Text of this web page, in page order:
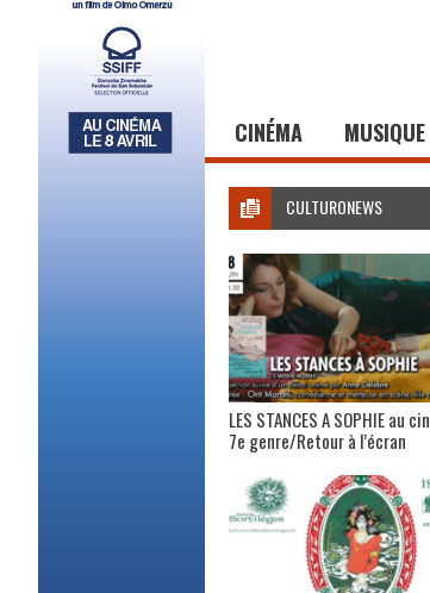
CINÉMA MUSIQUE
CULTURONEWS
LES STANCES A SOPHIE au
7e genre/Retour à l’écran